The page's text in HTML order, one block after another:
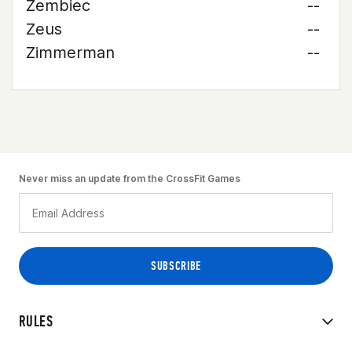
Zembiec
--
Zeus
--
Zimmerman
--
RULES
Never miss an update from the CrossFit Games